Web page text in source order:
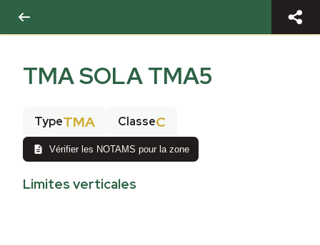
TMA SOLA TMA5
TypeTMA ClasseC
Vérifier les NOTAMS pour la zone
Limites verticales